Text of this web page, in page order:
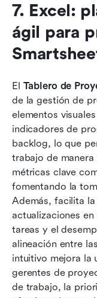
7. Excel:
ágil para
El Tablero de
de la gestión de
elementos
indicadores de
backlog, lo que
trabajo de
métricas clave
fomentando la
Además, facilita
actualizaciones
tareas y el
alineación entre
intuitivo mejora la
gerentes de
de trabajo, la